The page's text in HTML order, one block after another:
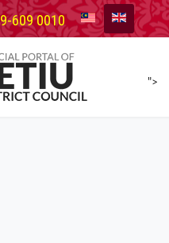
609 0010
">